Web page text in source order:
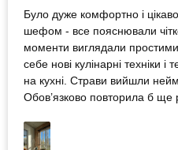
Було дуже комфортно і
шефом - все пояснювали
моменти виглядали
себе нові кулінарні техніки
на кухні. Страви вийшли
Обов’язково повторила б ще